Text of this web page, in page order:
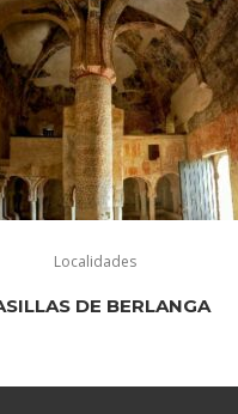
Localidades
DE BERLANGA